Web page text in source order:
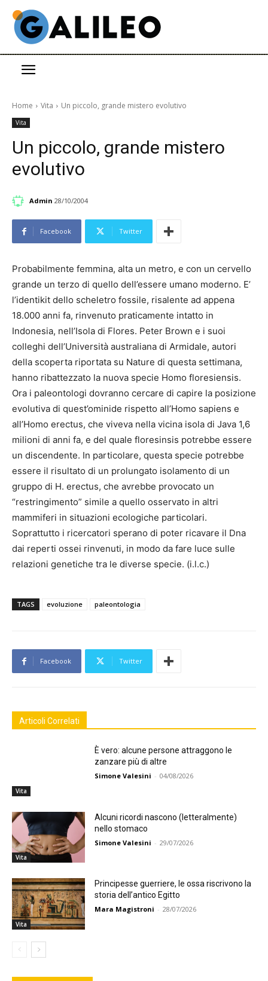
Home Vita Un piccolo, grande mistero evolutivo
Vita
Un piccolo, grande mistero
evolutivo
Admin 28/10/2004
Facebook Twitter
Probabilmente femmina, alta un metro, e con un cervello
grande un terzo di quello dell’essere umano moderno. E’
l’identikit dello scheletro fossile, risalente ad appena
18.000 anni fa, rinvenuto praticamente intatto in
Indonesia, nell’Isola di Flores. Peter Brown e i suoi
colleghi dell’Università australiana di Armidale, autori
della scoperta riportata su Nature di questa settimana,
hanno ribattezzato la nuova specie Homo floresiensis.
Ora i paleontologi dovranno cercare di capire la posizione
evolutiva di quest’ominide rispetto all’Homo sapiens e
all’Homo erectus, che viveva nella vicina isola di Java 1,6
milioni di anni fa, e del quale floresinsis potrebbe essere
un discendente. In particolare, questa specie potrebbe
essere il risultato di un prolungato isolamento di un
gruppo di H. erectus, che avrebbe provocato un
“restringimento” simile a quello osservato in altri
mammiferi in situazioni ecologiche particolari.
Soprattutto i ricercatori sperano di poter ricavare il Dna
dai reperti ossei rinvenuti, in modo da fare luce sulle
relazioni genetiche tra le diverse specie. (i.l.c.)
TAGS evoluzione paleontologia
Facebook Twitter
Articoli Correlati
Vita
È vero: alcune persone attraggono le
zanzare più di altre
Simone Valesini - 04/08/2026
Vita
Alcuni ricordi nascono (letteralmente)
nello stomaco
Simone Valesini - 29/07/2026
Vita
Principesse guerriere, le ossa riscrivono la
storia dell’antico Egitto
Mara Magistroni - 28/07/2026